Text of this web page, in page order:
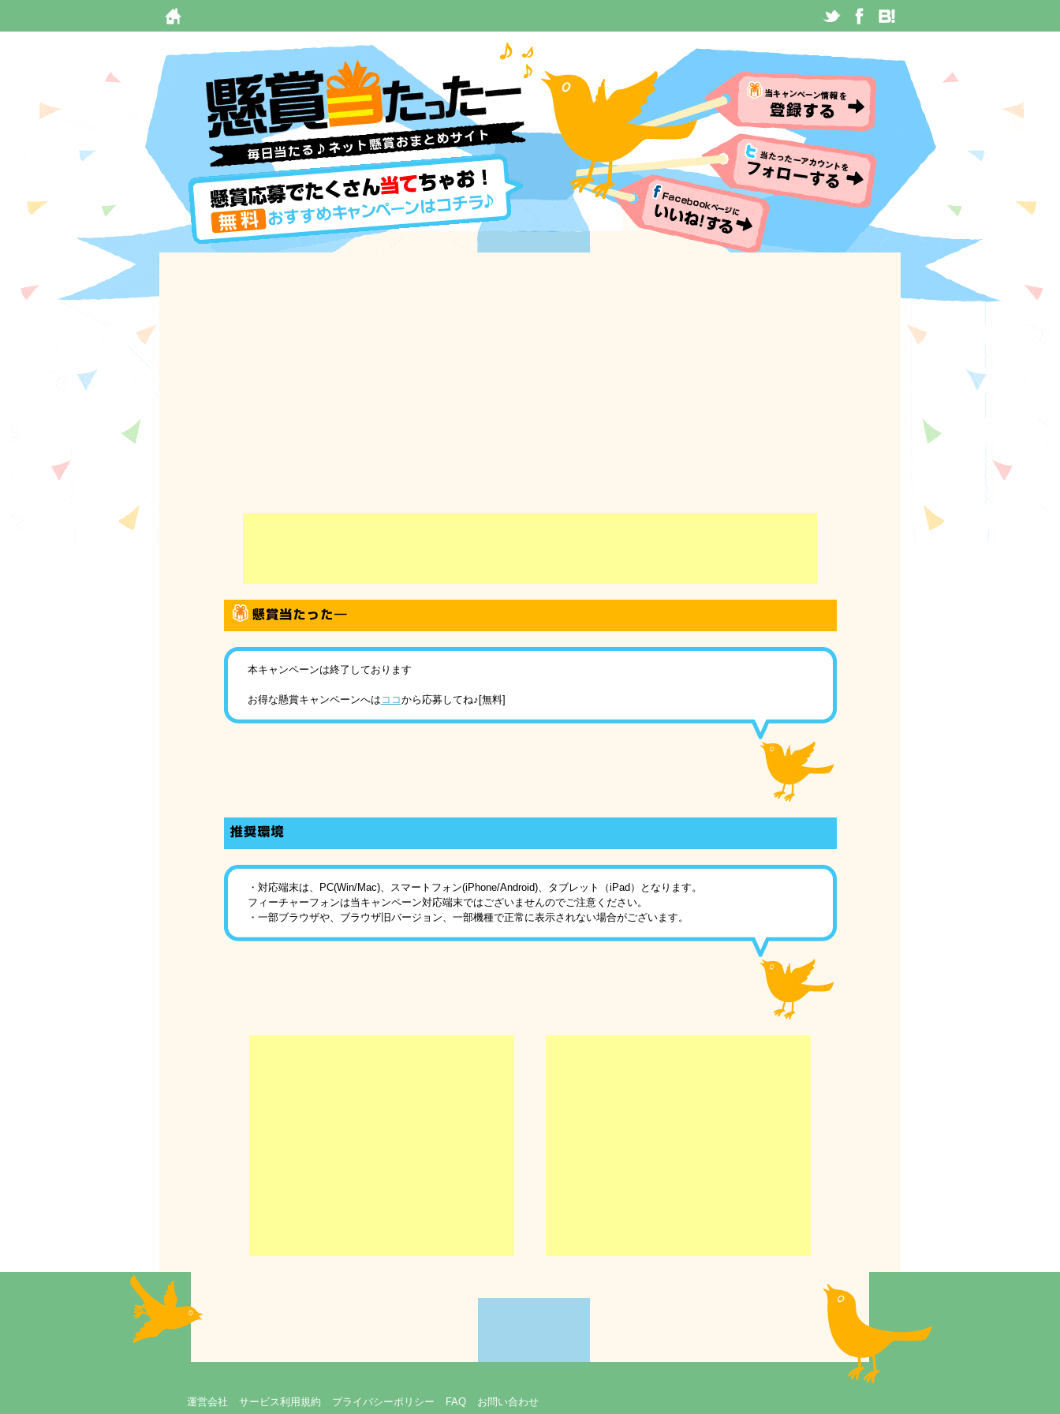
本キャンペーンは終了しております
お得な懸賞キャンペーンへは ココから応募してね♪[無料]
・対応端末は、PC(Win/Mac)、スマートフォン(iPhone/Android)、タブレット（iPad）となります。
フィーチャーフォンは当キャンペーン対応端末ではございませんのでご注意ください。
・一部ブラウザや、ブラウザ旧バージョン、一部機種で正常に表示されない場合がございます。
運営会社 サービス利用規約 プライバシーポリシー FAQ お問い合わせ